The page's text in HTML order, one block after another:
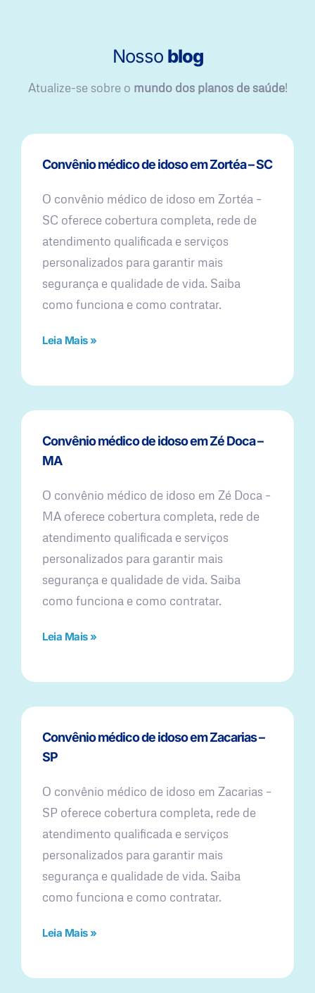
Nosso blog
Atualize-se sobre o mundo dos planos de saúde!
Convênio médico de idoso em Zortéa – SC
O convênio médico de idoso em Zortéa –
SC oferece cobertura completa, rede de
atendimento qualificada e serviços
personalizados para garantir mais
segurança e qualidade de vida. Saiba
como funciona e como contratar.
Leia Mais »
Convênio médico de idoso em Zé Doca –
MA
O convênio médico de idoso em Zé Doca –
MA oferece cobertura completa, rede de
atendimento qualificada e serviços
personalizados para garantir mais
segurança e qualidade de vida. Saiba
como funciona e como contratar.
Leia Mais »
Convênio médico de idoso em Zacarias –
SP
O convênio médico de idoso em Zacarias –
SP oferece cobertura completa, rede de
atendimento qualificada e serviços
personalizados para garantir mais
segurança e qualidade de vida. Saiba
como funciona e como contratar.
Leia Mais »